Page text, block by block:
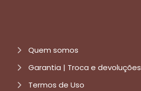
Quem somos
Garantia | Troca e devoluções
Termos de Uso